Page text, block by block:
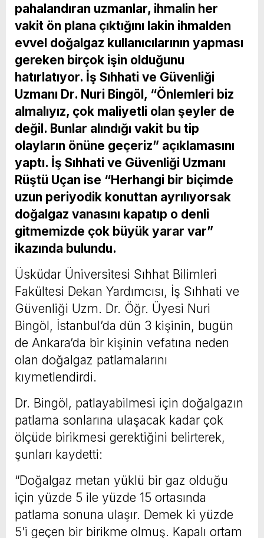
pahalandıran uzmanlar, ihmalin her
vakit ön plana çıktığını lakin ihmalden
evvel doğalgaz kullanıcılarının yapması
gereken birçok işin olduğunu
hatırlatıyor. İş Sıhhati ve Güvenliği
Uzmanı Dr. Nuri Bingöl, “Önlemleri biz
almalıyız, çok maliyetli olan şeyler de
değil. Bunlar alındığı vakit bu tip
olayların önüne geçeriz” açıklamasını
yaptı. İş Sıhhati ve Güvenliği Uzmanı
Rüştü Uçan ise “Herhangi bir biçimde
uzun periyodik konuttan ayrılıyorsak
doğalgaz vanasını kapatıp o denli
gitmemizde çok büyük yarar var”
ikazında bulundu.
Üsküdar Üniversitesi Sıhhat Bilimleri
Fakültesi Dekan Yardımcısı, İş Sıhhati ve
Güvenliği Uzm. Dr. Öğr. Üyesi Nuri
Bingöl, İstanbul’da dün 3 kişinin, bugün
de Ankara’da bir kişinin vefatına neden
olan doğalgaz patlamalarını
kıymetlendirdi.
Dr. Bingöl, patlayabilmesi için doğalgazın
patlama sonlarına ulaşacak kadar çok
ölçüde birikmesi gerektiğini belirterek,
şunları kaydetti:
“Doğalgaz metan yüklü bir gaz olduğu
için yüzde 5 ile yüzde 15 ortasında
patlama sonuna ulaşır. Demek ki yüzde
5’i geçen bir birikme olmuş. Kapalı ortam